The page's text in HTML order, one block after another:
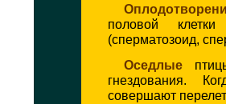
половой
(сперматозоид,
Оседлые
гнездования.
совершают